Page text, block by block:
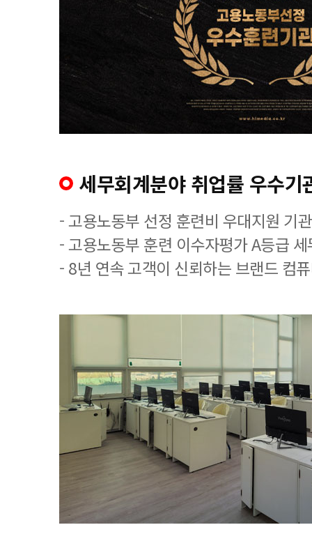
세무회계분야 취업률 우수기
- 고용노동부 선정 훈련비 우대지원 기관
- 고용노동부 훈련 이수자평가 A등급
- 8년 연속 고객이 신뢰하는 브랜드 컴